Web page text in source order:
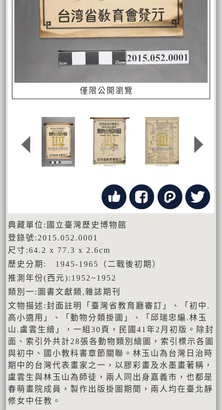
僅限公開瀏覽
典藏單位:國立臺灣歷史博物館
登錄號:2015.052.0001
尺寸:64.2 x 77.3 x 2.6cm
歷史分期: 1945-1965（二戰後初期）
推測年份(西元):1952~1952
類別一:圖書文獻類,雜誌期刊
文物描述:封面註明「臺灣省教育廳審訂」、「初中.
高小適用」、「動物分類掛圖」、「邱瑞忠編.林玉
山.盧雲生繪」，一組30頁，民國41年2月初版。除封
面、索引外共計28張各動物類別繪圖，索引標示各圖
與初中、國小教科書章節關聯。林玉山為台灣日治時
期中的台灣代表畫家之一，以膠彩畫及水墨畫著稱，
盧雲生與林玉山為師徒，兩人同出身嘉義市，也都是
春萌畫院成員，製作出版掛圖期間，兩人均在臺北靜
修女中任教。